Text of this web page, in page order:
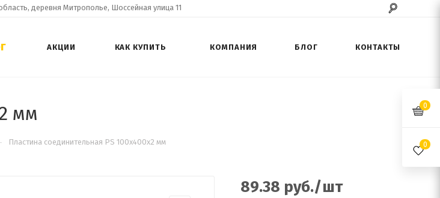
деревня Митрополье, Шоссейная улица 11
АКЦИИ КАК КУПИТЬ КОМПАНИЯ БЛОГ КОНТАКТЫ
мм
Пластина соединительная PS 100х400х2 мм
89.38 руб./шт
0
0